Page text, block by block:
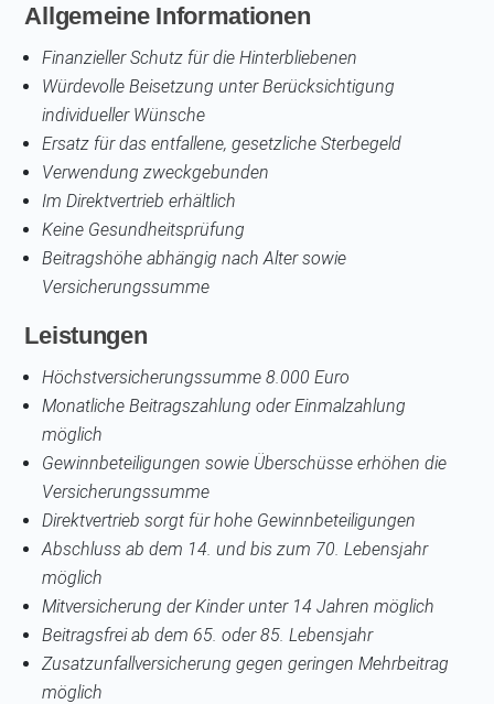
Allgemeine Informationen
Finanzieller Schutz für die Hinterbliebenen
Würdevolle Beisetzung unter Berücksichtigung
individueller Wünsche
Ersatz für das entfallene, gesetzliche Sterbegeld
Verwendung zweckgebunden
Im Direktvertrieb erhältlich
Keine Gesundheitsprüfung
Beitragshöhe abhängig nach Alter sowie
Versicherungssumme
Leistungen
Höchstversicherungssumme 8.000 Euro
Monatliche Beitragszahlung oder Einmalzahlung
möglich
Gewinnbeteiligungen sowie Überschüsse erhöhen die
Versicherungssumme
Direktvertrieb sorgt für hohe Gewinnbeteiligungen
Abschluss ab dem 14. und bis zum 70. Lebensjahr
möglich
Mitversicherung der Kinder unter 14 Jahren möglich
Beitragsfrei ab dem 65. oder 85. Lebensjahr
Zusatzunfallversicherung gegen geringen Mehrbeitrag
möglich